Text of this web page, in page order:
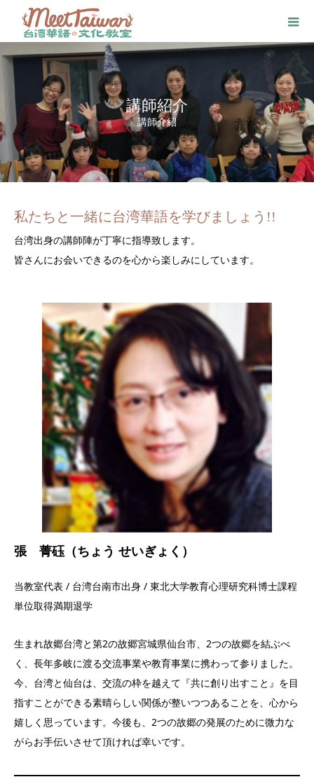
講師紹介
講師介紹
私たちと一緒に台湾華語を学びましょう!!
台湾出身の講師陣が丁寧に指導致します。
皆さんにお会いできるのを心から楽しみにしています。
張 菁砡（ちょう せいぎょく）
当教室代表 / 台湾台南市出身 / 東北大学教育心理研究科博士課程
単位取得満期退学
生まれ故郷台湾と第2の故郷宮城県仙台市、2つの故郷を結ぶべ
く、長年多岐に渡る交流事業や教育事業に携わって参りました。
今、台湾と仙台は、交流の枠を越えて『共に創り出すこと』を目
指すことができる素晴らしい関係が整いつつあることを、心から
嬉しく思っています。今後も、2つの故郷の発展のために微力な
がらお手伝いさせて頂ければ幸いです。